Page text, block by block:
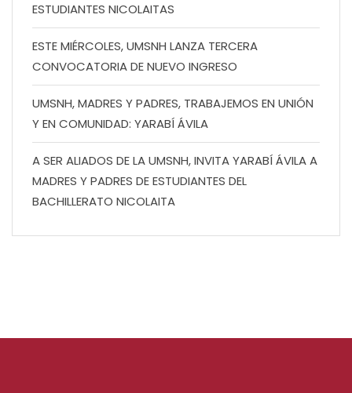
ESTUDIANTES NICOLAITAS
ESTE MIÉRCOLES, UMSNH LANZA TERCERA
CONVOCATORIA DE NUEVO INGRESO
UMSNH, MADRES Y PADRES, TRABAJEMOS EN UNIÓN
Y EN COMUNIDAD: YARABÍ ÁVILA
A SER ALIADOS DE LA UMSNH, INVITA YARABÍ ÁVILA A
MADRES Y PADRES DE ESTUDIANTES DEL
BACHILLERATO NICOLAITA